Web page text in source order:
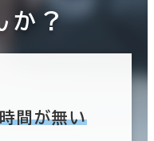
か？
間が無い